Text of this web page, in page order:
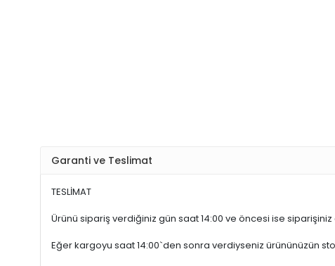
Garanti ve Teslimat
TESLİMAT
Ürünü sipariş verdiğiniz gün saat 14:00 ve öncesi ise
Eğer kargoyu saat 14:00`den sonra verdiyseniz ürününüzün